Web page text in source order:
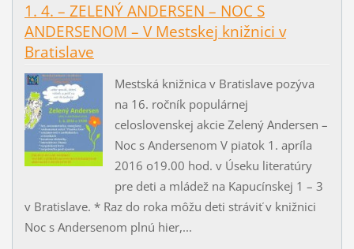
1. 4. – ZELENÝ ANDERSEN – NOC S
ANDERSENOM – V Mestskej knižnici v
Bratislave
Mestská knižnica v Bratislave pozýva
na 16. ročník populárnej
celoslovenskej akcie Zelený Andersen –
Noc s Andersenom V piatok 1. apríla
2016 o19.00 hod. v Úseku literatúry
pre deti a mládež na Kapucínskej 1 – 3
v Bratislave. * Raz do roka môžu deti stráviť v knižnici
Noc s Andersenom plnú hier,...